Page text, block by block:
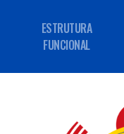
ESTRUTURA
FUNCIONAL